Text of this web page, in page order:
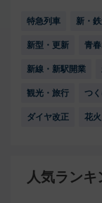
特急列車 新・
新型・更新 青
新線・新駅開業
観光・旅行 つ
ダイヤ改正 花火
人気ランキ